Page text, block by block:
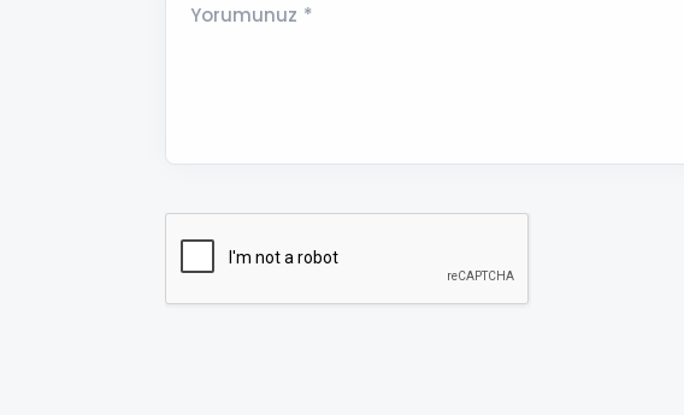
Yorumunuz *